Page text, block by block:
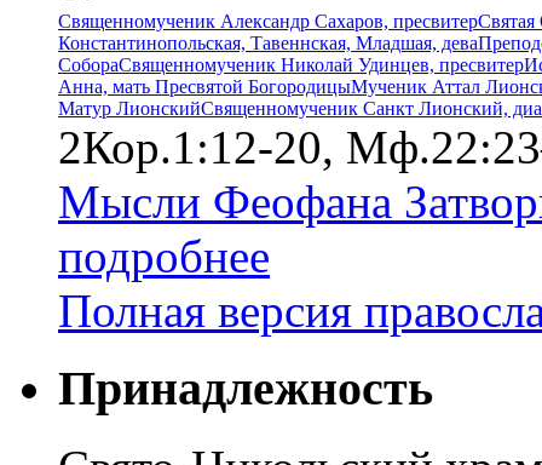
Священномученик Александр Сахаров, пресвитерСвятая
Константинопольская, Тавеннская, Младшая, дева
СобораСвященномученик Николай Удинцев, пресвитер
Анна, мать Пресвятой БогородицыМученик Аттал
Матур ЛионскийСвященномученик Санкт Лионский,
2Кор.1:12-20,
Мысли Феофана
подробнее
Полная версия
Принадлежность